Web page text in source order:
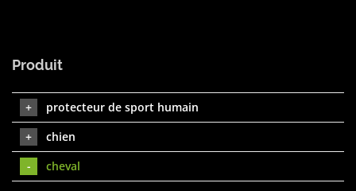
Produit
protecteur de sport humain
chien
cheval